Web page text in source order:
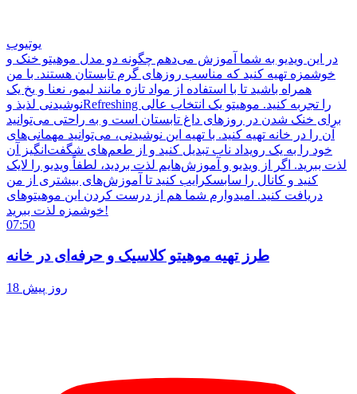
یوتیوب
در این ویدیو به شما آموزش می‌دهم چگونه دو مدل موهیتو خنک و
خوشمزه تهیه کنید که مناسب روزهای گرم تابستان هستند. با من
همراه باشید تا با استفاده از مواد تازه مانند لیمو، نعنا و یخ یک
نوشیدنی لذیذ وRefreshing را تجربه کنید. موهیتو یک انتخاب عالی
برای خنک شدن در روزهای داغ تابستان است و به راحتی می‌توانید
آن را در خانه تهیه کنید. با تهیه این نوشیدنی، می‌توانید مهمانی‌های
خود را به یک رویداد ناب تبدیل کنید و از طعم‌های شگفت‌انگیز آن
لذت ببرید. اگر از ویدیو و آموزش‌هایم لذت بردید، لطفاً ویدیو را لایک
کنید و کانال را سابسکرایب کنید تا آموزش‌های بیشتری از من
دریافت کنید. امیدوارم شما هم از درست کردن این موهیتوهای
خوشمزه لذت ببرید!
07:50
طرز تهیه موهیتو کلاسیک و حرفه‌ای در خانه
18 روز پیش